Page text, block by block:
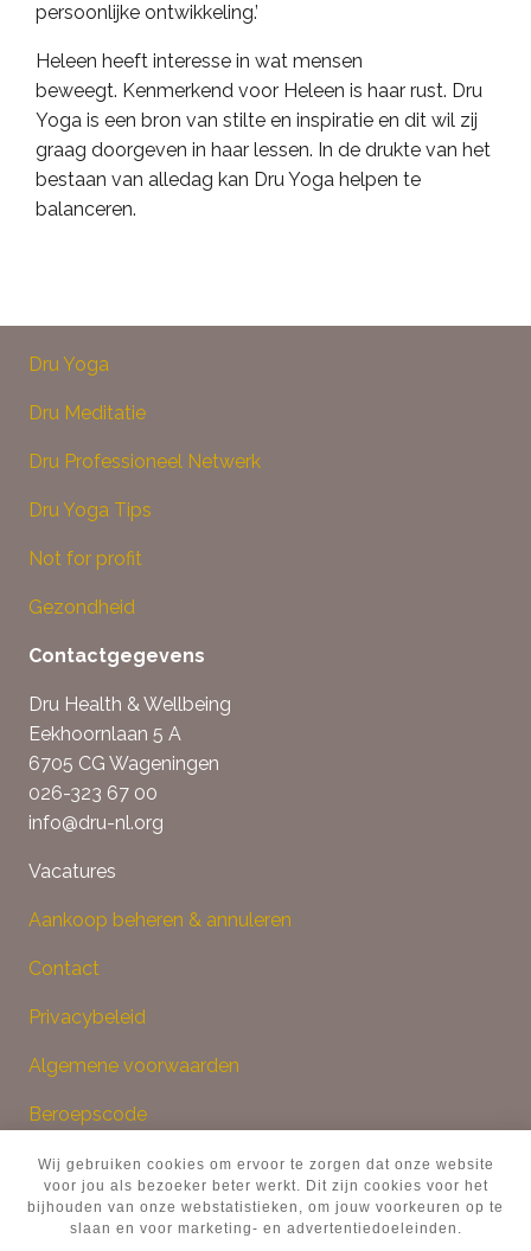
persoonlijke ontwikkeling.’
Heleen heeft interesse in wat mensen
beweegt. Kenmerkend voor Heleen is haar rust. Dru
Yoga is een bron van stilte en inspiratie en dit wil zij
graag doorgeven in haar lessen. In de drukte van het
bestaan van alledag kan Dru Yoga helpen te
balanceren.
Dru Yoga
Dru Meditatie
Dru Professioneel Netwerk
Dru Yoga Tips
Not for profit
Gezondheid
Contactgegevens
Dru Health & Wellbeing
Eekhoornlaan 5 A
6705 CG Wageningen
026-323 67 00
info@dru-nl.org
Vacatures
Aankoop beheren & annuleren
Contact
Privacybeleid
Algemene voorwaarden
Beroepscode
Klachtenprocedure
Wij gebruiken cookies om ervoor te zorgen dat onze website
voor jou als bezoeker beter werkt. Dit zijn cookies voor het
bijhouden van onze webstatistieken, om jouw voorkeuren op te
slaan en voor marketing- en advertentiedoeleinden.